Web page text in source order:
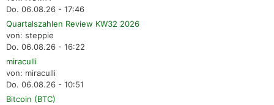
Do. 06.08.26 - 17:46
Quartalszahlen Review KW32 2026
von: steppie
Do. 06.08.26 - 16:22
miraculli
von: miraculli
Do. 06.08.26 - 10:51
Bitcoin (BTC)